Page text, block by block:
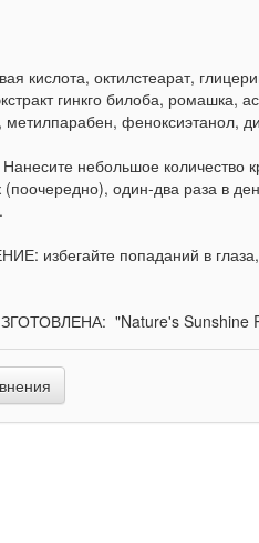
кислота, октилстеарат,
гинкго билоба,
метилпарабен, феноксиэтанол,
небольшое количество
(поочередно), один-два раза в
избегайте попаданий в
"Nature's Sunshine